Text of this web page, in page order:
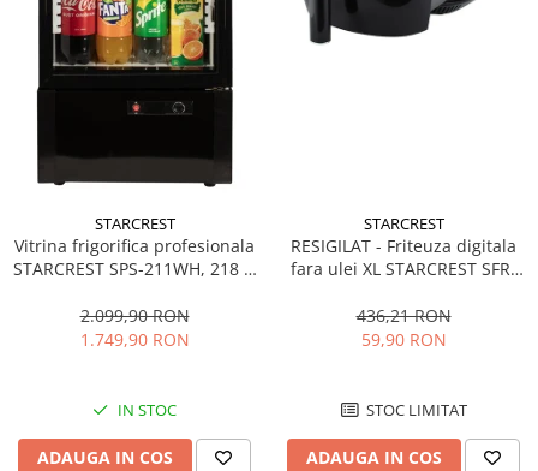
STARCREST
Vitrina frigorifica profesionala
STARCREST SPS-211WH, 218 L,
LED, H 141 cm, Negru
2.099,90 RON
1.749,90 RON
IN STOC
ADAUGA IN COS
STARCREST
RESIGILAT - Friteuza digitala
fara ulei XL STARCREST SFR-
Termostat 80 - 200 °C, 8
programe predefinite, Negru
436,21 RON
59,90 RON
STOC LIMITAT
ADAUGA IN COS